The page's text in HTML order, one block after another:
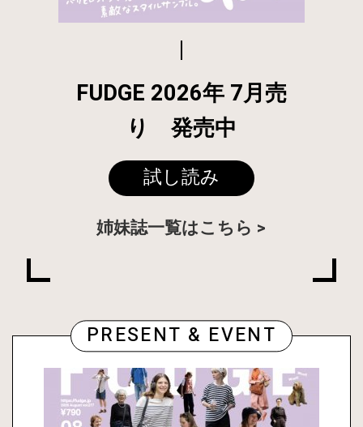
FUDGE 2026年 7月売
り 発売中
試し読み
姉妹誌一覧はこちら
PRESENT & EVENT